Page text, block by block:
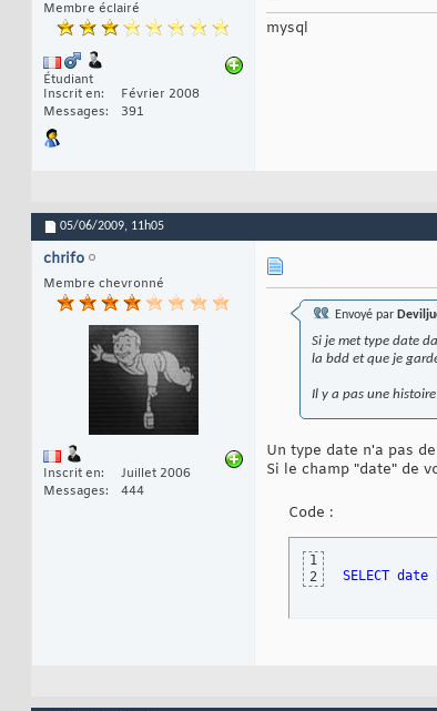
Membre éclairé
Étudiant
Inscrit en
Février 2008
Messages
391
mysql
05/06/2009, 11h05
chrifo
Membre chevronné
Inscrit en
Juillet 2006
Messages
444
Envoyé par
Si je met type date
la bdd et que je
Il y a pas une
Un type date n'a pas
Si le champ "date" de
Code :
1
2
SELECT date